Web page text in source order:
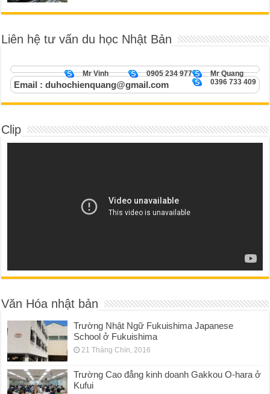
Liên hệ tư vấn du học Nhật Bản
Mr Quang
0905 234 977
Mr Vinh
0396 733 409
Email : duhochienquang@gmail.com
Clip
Văn Hóa nhật bản
Trường Nhật Ngữ Fukuishima Japanese
School ở Fukuishima
21 Tháng Chín, 2016
Trường Cao đẳng kinh doanh Gakkou O-hara ở
Kufui